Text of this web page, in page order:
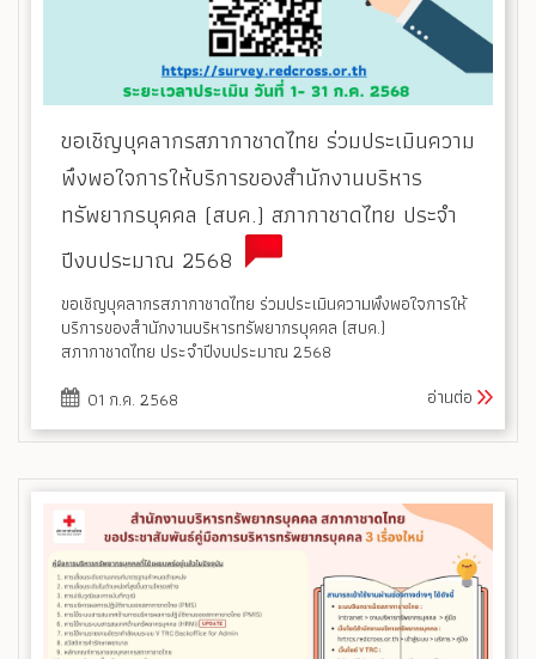
ขอเชิญบุคลากรสภากาชาดไทย ร่วมประเมินความ
พึงพอใจการให้บริการของสำนักงานบริหาร
ทรัพยากรบุคคล (สบค.) สภากาชาดไทย ประจำ
ปีงบประมาณ 2568
ขอเชิญบุคลากรสภากาชาดไทย ร่วมประเมินความพึงพอใจการให้
บริการของสำนักงานบริหารทรัพยากรบุคคล (สบค.)
สภากาชาดไทย ประจำปีงบประมาณ 2568
01 ก.ค. 2568
อ่านต่อ